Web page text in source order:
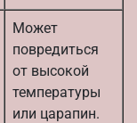
Может
повредиться
от высокой
температуры
или царапин.